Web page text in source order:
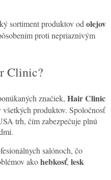
sortiment produktov odolejov
proti nepriaznivým
Clinic?
značiek, Hair Clinic
všetkých produktov. Spoločnosť
trh, čím zabezpečuje plnú
salónoch, čo
akohebkosť, lesk